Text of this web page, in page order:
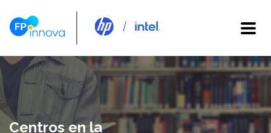
Centros en la